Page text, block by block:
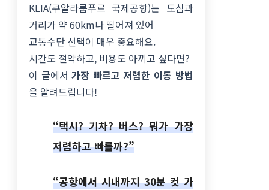
KLIA(쿠알라룸푸르 국제공항)는 도심과
거리가 약 60km나 떨어져 있어
교통수단 선택이 매우 중요해요.
시간도 절약하고, 비용도 아끼고 싶다면?
이 글에서가장 빠르고 저렴한 이동 방법
을 알려드립니다!
“택시? 기차? 버스? 뭐가 가장
저렴하고 빠를까?”
“공항에서 시내까지 30분 컷 가